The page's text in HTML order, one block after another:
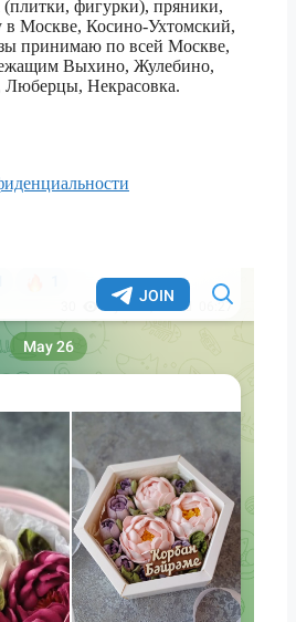
(плитки, фигурки), пряники,
в Москве, Косино-Ухтомский,
принимаю по всей Москве,
Выхино, Жулебино,
Люберцы, Некрасовка.